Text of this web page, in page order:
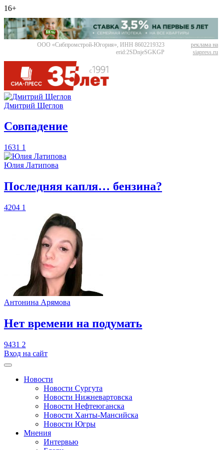
16+
ООО «Сибпромстрой-Югория», ИНН 8602219323
erid:2SDnjeSGKGP
реклама на
siapress.ru
Дмитрий Щеглов
​Совпадение
1631 1
Юлия Латипова
​Последняя капля… бензина?
4204 1
Антонина Арямова
​Нет времени на подумать
9431 2
Вход на сайт
Новости
Новости Сургута
Новости Нижневартовска
Новости Нефтеюганска
Новости Ханты-Мансийска
Новости Югры
Мнения
Интервью